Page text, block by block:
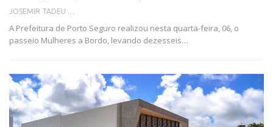
JOSEMIR TADEU FONSECA
A Prefeitura de Porto Seguro realizou nesta quarta-feira, 06, o
passeio Mulheres a Bordo, levando dezesseis…